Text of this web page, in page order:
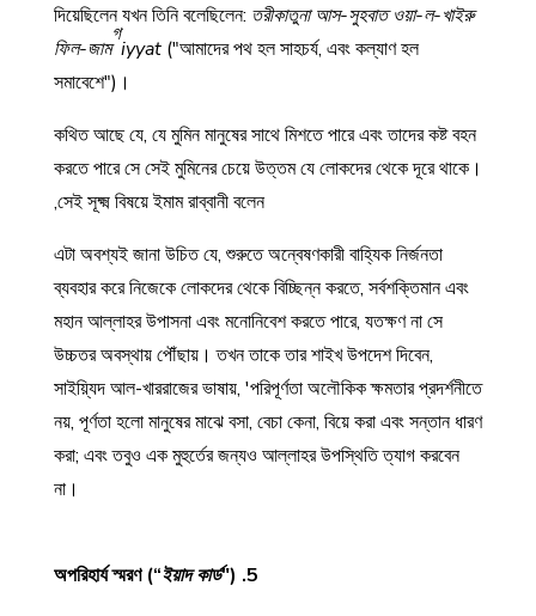
দিয়েছিলেন যখন তিনি বলেছিলেন: তরীকাতুনা আস-সুহবাত ওয়া-ল-খাইরু
ফিল-জাম
গ
iyyat("আমাদের পথ হল সাহচর্য, এবং কল্যাণ হল
সমাবেশে")।
কথিত আছে যে, যে মুমিন মানুষের সাথে মিশতে পারে এবং তাদের কষ্ট বহন
করতে পারে সে সেই মুমিনের চেয়ে উত্তম যে লোকদের থেকে দূরে থাকে।
সেই সূক্ষ্ম বিষয়ে ইমাম রাব্বানী বলেন,
এটা অবশ্যই জানা উচিত যে, শুরুতে অন্বেষণকারী বাহ্যিক নির্জনতা
ব্যবহার করে নিজেকে লোকদের থেকে বিচ্ছিন্ন করতে, সর্বশক্তিমান এবং
মহান আল্লাহর উপাসনা এবং মনোনিবেশ করতে পারে, যতক্ষণ না সে
উচ্চতর অবস্থায় পৌঁছায়। তখন তাকে তার শাইখ উপদেশ দিবেন,
সাইয়্যিদ আল-খাররাজের ভাষায়, 'পরিপূর্ণতা অলৌকিক ক্ষমতার প্রদর্শনীতে
নয়, পূর্ণতা হলো মানুষের মাঝে বসা, বেচা কেনা, বিয়ে করা এবং সন্তান ধারণ
করা; এবং তবুও এক মুহুর্তের জন্যও আল্লাহর উপস্থিতি ত্যাগ করবেন
না।
5. অপরিহার্য স্মরণ (“
ইয়াদ কার্ড")